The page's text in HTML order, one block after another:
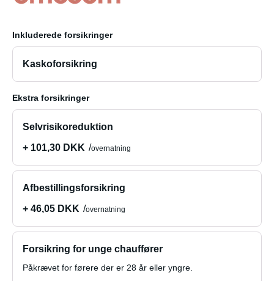
Inkluderede forsikringer
Kaskoforsikring
Ekstra forsikringer
Selvrisikoreduktion
+ 101,30 DKK
overnatning
Afbestillingsforsikring
+ 46,05 DKK
overnatning
Forsikring for unge chauffører
Påkrævet for førere der er 28 år eller yngre.